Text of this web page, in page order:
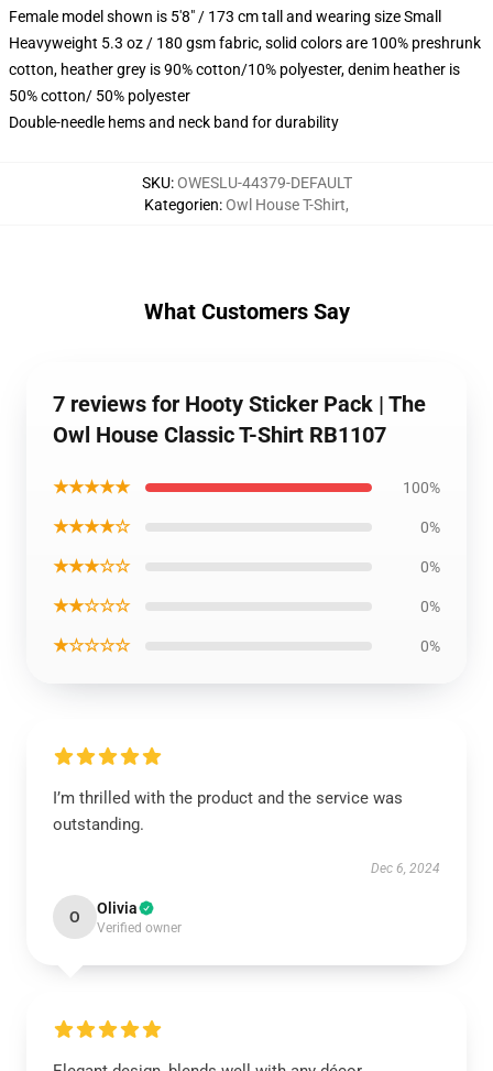
Female model shown is 5'8" / 173 cm tall and wearing size Small
Heavyweight 5.3 oz / 180 gsm fabric, solid colors are 100% preshrunk
cotton, heather grey is 90% cotton/10% polyester, denim heather is
50% cotton/ 50% polyester
Double-needle hems and neck band for durability
SKU:OWESLU-44379-DEFAULT
Kategorien:Owl House T-Shirt,
What Customers Say
7 reviews for Hooty Sticker Pack | The
Owl House Classic T-Shirt RB1107
★★★★★ 100%
★★★★☆ 0%
★★★☆☆ 0%
★★☆☆☆ 0%
★☆☆☆☆ 0%
I’m thrilled with the product and the service was
outstanding.
Dec 6, 2024
O Olivia
Verified owner